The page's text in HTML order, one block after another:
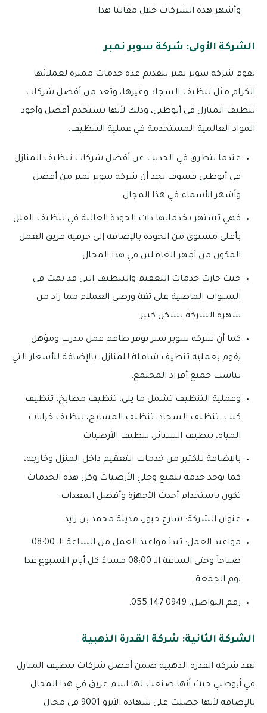
وأشهر هذه الشركات خلال مقالنا هذا.
الشركة الأولى: شركة سوبر نمبر
تقوم شركة سوبر نمبر بتقديم عدة خدمات مميزة لعملائها
الكرام مثل تنظيف السجاد وغيرها، وتعد من أفضل شركات
تنظيف المنازل في أبوظبي، وذلك لأنها تستخدم أفضل وأجود
المواد العالمية المستخدمة في عملية التنظيف.
عندما نتطرق في الحديث عن أفضل شركات تنظيف المنازل
في أبوظبي فسوف تجد أن شركة سوبر نمبر من أفضل
وأشهر الأسماء في هذا المجال.
فهي تشتهر بخدماتها ذات الجودة العالية في تنظيف الفلل
بأعلى مستوى من الجودة بالإضافة إلى حرفية فريق العمل
المكون من أمهر العاملين في هذا المجال.
حيث حازت خدمات التعقيم والتنظيف التي قد تمت في
السنوات الماضية على ثقة ورضى العملاء مما زاد من
شهرة الشركة بشكل كبير.
كما أن شركة سوبر نمبر توفر طاقم عمل مدرب ومؤهل
يقوم بعملية تنظيف شاملة للمنازل، بالإضافة للأسعار التي
تناسب جميع أفراد المجتمع.
وعملية التنظيف تشمل ما يلي: تنظيف مطابخ، تنظيف
كنب، تنظيف السجاد، تنظيف المسابح، تنظيف خزانات
المياه، تنظيف الستائر، تنظيف الأرضيات.
بالإضافة للكثير من خدمات التعقيم داخل المنزل وخارجه،
كما يوجد خدمة تلميع وجلي الأرضيات وكل هذه الخدمات
تكون باستخدام أحدث الأجهزة وأفضل المعدات.
عنوان الشركة: شارع حبور، مدينة محمد بن زايد.
مواعيد العمل: تبدأ مواعيد العمل من الساعة الـ 08:00
صباحاً وحتى الساعة الـ 08:00 مساءً كل أيام الأسبوع عدا
يوم الجمعة.
رقم التواصل: 0949 147 055.
الشركة الثانية: شركة القدرة الذهبية
تعد شركة القدرة الذهبية ضمن أفضل شركات تنظيف المنازل
في أبوظبي حيث أنها صنعت لها اسم عريق في هذا المجال
بالإضافة لأنها حصلت على شهادة الأيزو 9001 في مجال